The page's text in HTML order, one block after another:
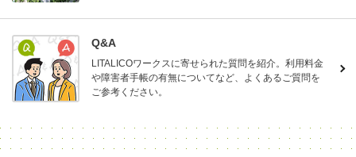
Q&A
LITALICOワークスに寄せられた質問を紹介。利用料金
や障害者手帳の有無についてなど、よくあるご質問を
ご参考ください。